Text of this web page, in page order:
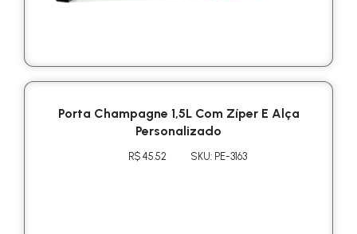
Porta Champagne 1,5L Com Zíper E Alça
Personalizado
R$ 45.52 SKU: PE-3163